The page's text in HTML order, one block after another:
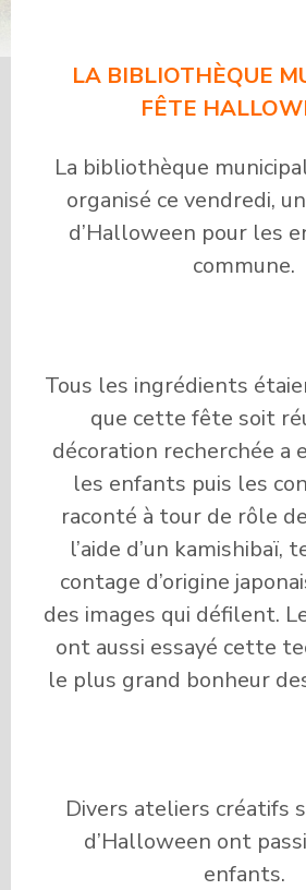
LA BIBLIOTHÈQUE
FÊTE
La bibliothèque
organisé ce vendredi,
d’Halloween pour les
commune.
Tous les ingrédients
que cette fête soit
décoration recherchée a
les enfants puis les
raconté à tour de rôle
l’aide d’un kamishibaï,
contage d’origine
des images qui défilent.
ont aussi essayé cette
le plus grand bonheur
Divers ateliers créatifs
d’Halloween ont
enfants.